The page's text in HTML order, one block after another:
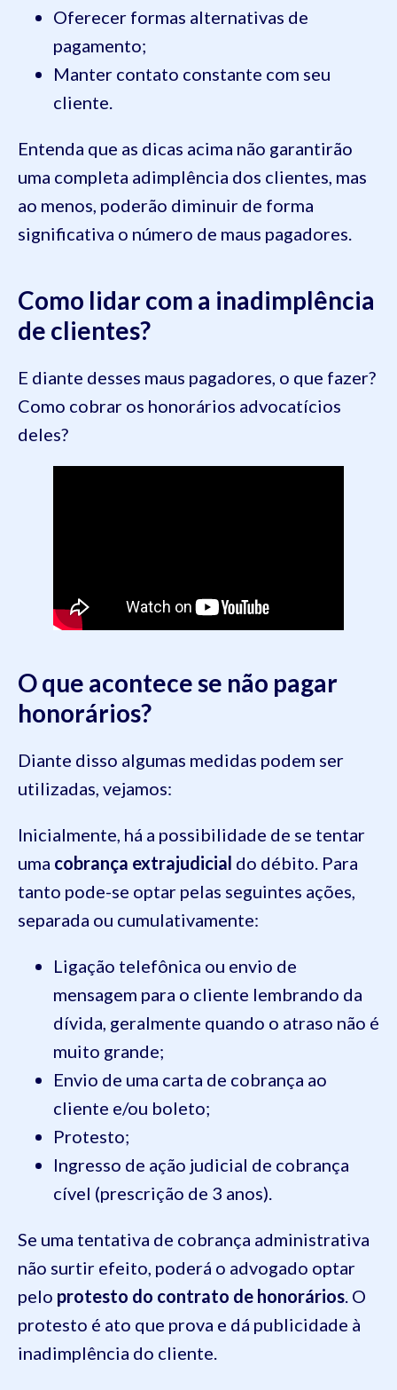
Oferecer formas alternativas de
pagamento;
Manter contato constante com seu
cliente.
Entenda que as dicas acima não garantirão
uma completa adimplência dos clientes, mas
ao menos, poderão diminuir de forma
significativa o número de maus pagadores.
Como lidar com a inadimplência
de clientes?
E diante desses maus pagadores, o que fazer?
Como cobrar os honorários advocatícios
deles?
O que acontece se não pagar
honorários?
Diante disso algumas medidas podem ser
utilizadas, vejamos:
Inicialmente, há a possibilidade de se tentar
uma cobrança extrajudicial do débito. Para
tanto pode-se optar pelas seguintes ações,
separada ou cumulativamente:
Ligação telefônica ou envio de
mensagem para o cliente lembrando da
dívida, geralmente quando o atraso não é
muito grande;
Envio de uma carta de cobrança ao
cliente e/ou boleto;
Protesto;
Ingresso de ação judicial de cobrança
cível (prescrição de 3 anos).
Se uma tentativa de cobrança administrativa
não surtir efeito, poderá o advogado optar
pelo protesto do contrato de honorários . O
protesto é ato que prova e dá publicidade à
inadimplência do cliente.